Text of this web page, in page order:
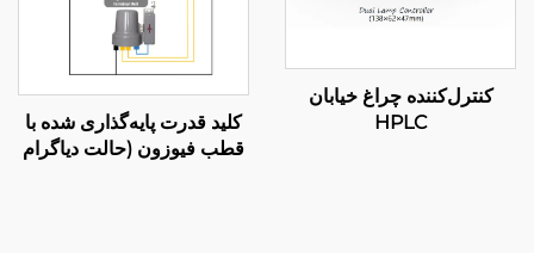
کنترل‌کننده چراغ خیابان
HPLC
کلید قدرت پایه‌گذاری شده با
قطب فیوزون (حالت دیاگرام